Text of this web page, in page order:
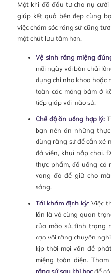
Một khi đã đầu tư cho nụ cười
giúp kết quả bền đẹp cùng
việc chăm sóc răng sứ cũng
một chút lưu tâm hơn.
Vệ sinh răng miệng
mỗi ngày với bàn chải
dụng chỉ nha khoa hoặc
toàn các mảng bám ở
tiếp giáp với mão sứ.
Chế độ ăn uống hợp lý:
bạn nên ăn những
dùng răng sứ để cắn xé
đá viên, khui nắp chai.
thực phẩm, đồ uống có
vang đỏ để giữ cho
sáng.
Tái khám định kỳ:Việc
lần là vô cùng quan
của mão sứ, tình trạng
cạo vôi răng chuyên
kịp thời mọi vấn đề
miệng toàn diện.
răng sứ sau khi bọcđể có